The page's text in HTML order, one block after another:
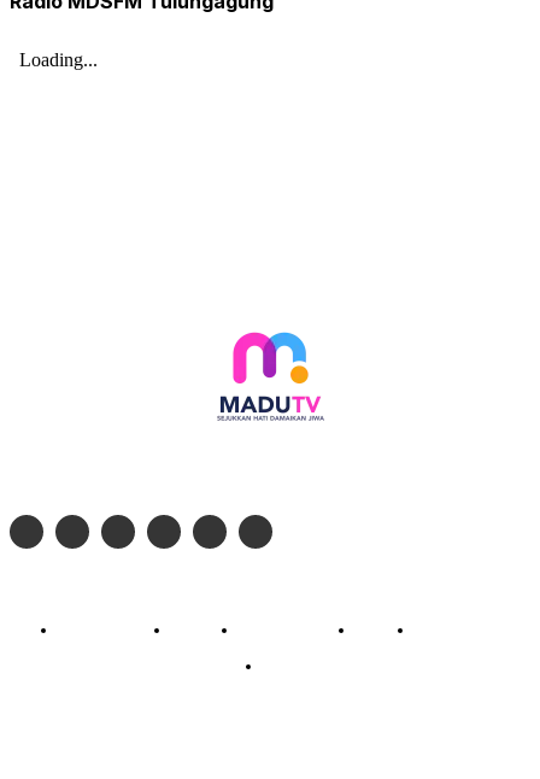
Profil Madu TV Redaksi Pedoman Siber Kontak